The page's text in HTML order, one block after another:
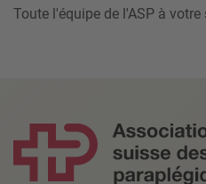
Toute l'équipe de l'ASP à votre